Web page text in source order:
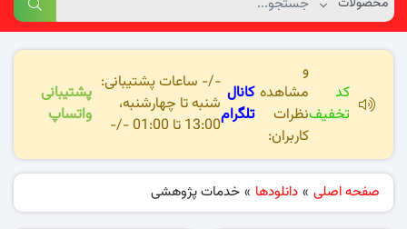
کد
تخفیف
و
مشاهده
نظرات
کاربران:
کانال
تلگرام
-/- ساعات پشتیبانی:
شنبه تا چهارشنبه،
13:00 تا 01:00 -/-
پشتیبانی
واتساپ
صفحه اصلی » دانلودها » خدمات پژوهشی